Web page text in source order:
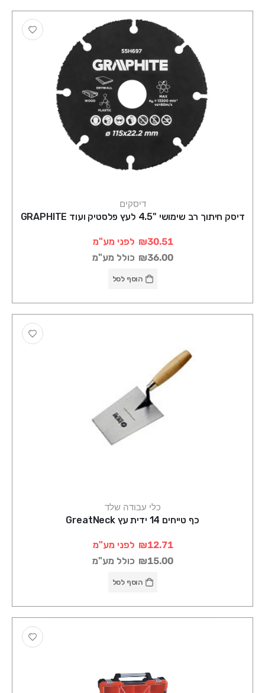
דיסקים
דיסק חיתוך רב שימושי "4.5 לעץ פלסטיק ועוד GRAPHITE
₪30.51 לפני מע"מ
₪36.00 כולל מע"מ
הוסף לסל
כלי עבודה שלד
כף טייחים 14 ידית עץ GreatNeck
₪12.71 לפני מע"מ
₪15.00 כולל מע"מ
הוסף לסל